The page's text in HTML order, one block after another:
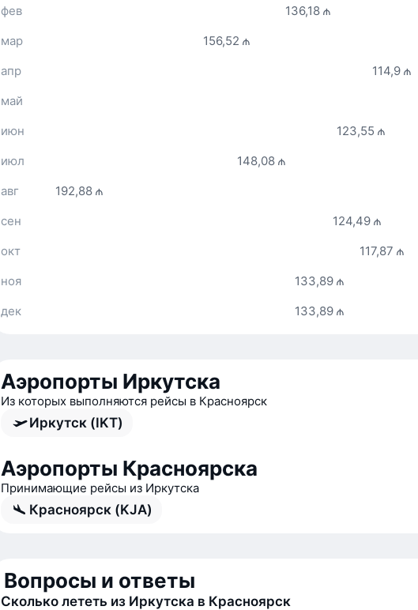
136,18 ₼
фев
156,52 ₼
мар
114,9 ₼
апр
май
123,55 ₼
июн
148,08 ₼
июл
192,88 ₼
авг
124,49 ₼
сен
117,87 ₼
окт
133,89 ₼
ноя
133,89 ₼
дек
Аэропорты Иркутска
Из которых выполняются рейсы в Красноярск
Иркутск (IKT)
Аэропорты Красноярска
Принимающие рейсы из Иркутска
Красноярск (KJA)
Вопросы и ответы
Сколько лететь из Иркутска в Красноярск